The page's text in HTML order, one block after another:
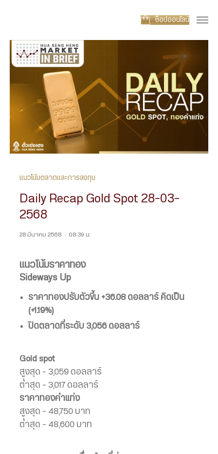
ช็อปออนไลน์
แนวโน้มตลาดและการลงทุน
Daily Recap Gold Spot 28-03-
2568
28 มีนาคม 2568 | 08:39 น.
แนวโน้มราคาทอง
Sideways Up
ราคาทองปรับตัวขึ้น +36.08 ดอลลาร์ คิดเป็น
(+1.19%)
ปิดตลาดที่ระดับ 3,056 ดอลลาร์
Gold spot
สูงสุด – 3,059 ดอลลาร์
ต่ำสุด – 3,017 ดอลลาร์
ราคาทองคำแท่ง
สูงสุด – 48,750 บาท
ต่ำสุด – 48,600 บาท